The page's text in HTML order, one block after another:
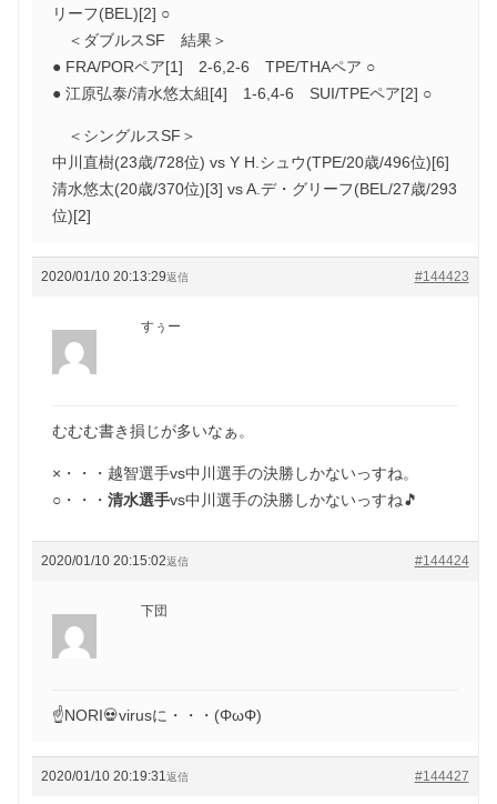
リーフ(BEL)[2] ○
＜ダブルスSF 結果＞
● FRA/PORペア[1] 2-6,2-6 TPE/THAペア ○
● 江原弘泰/清水悠太組[4] 1-6,4-6 SUI/TPEペア[2] ○
＜シングルスSF＞
中川直樹(23歳/728位) vs Y H.シュウ(TPE/20歳/496位)[6]
清水悠太(20歳/370位)[3] vs A.デ・グリーフ(BEL/27歳/293
位)[2]
2020/01/10 20:13:29 #144423
返信
すぅー
むむむ書き損じが多いなぁ。
×・・・越智選手vs中川選手の決勝しかないっすね。
○・・・清水選手vs中川選手の決勝しかないっすね🎵
2020/01/10 20:15:02 #144424
返信
下団
☝NORI💀virusに・・・(ΦωΦ)
2020/01/10 20:19:31 #144427
返信